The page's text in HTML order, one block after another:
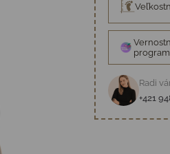
program
Radi
+421